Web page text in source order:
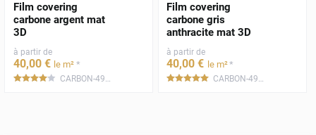
Film covering
carbone argent mat
3D
à partir de
40,00 € le m² *
***** CARBON-4902a
Film covering
carbone gris
anthracite mat 3D
à partir de
40,00 € le m²*
***** CARBON-4909a